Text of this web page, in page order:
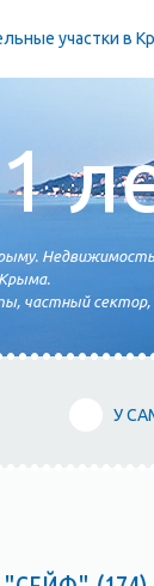
участки в
частный сектор,
У